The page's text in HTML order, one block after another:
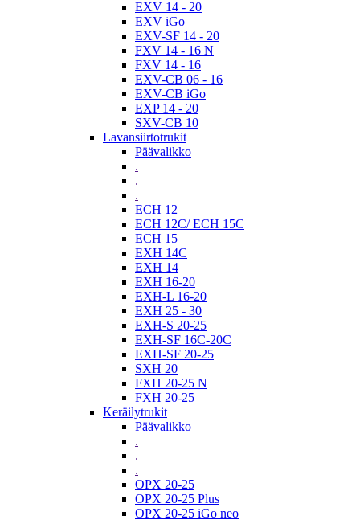
EXV 14 - 20
EXV iGo
EXV-SF 14 - 20
FXV 14 - 16 N
FXV 14 - 16
EXV-CB 06 - 16
EXV-CB iGo
EXP 14 - 20
SXV-CB 10
Lavansiirtotrukit
Päävalikko
.
.
.
ECH 12
ECH 12C/ ECH 15C
ECH 15
EXH 14C
EXH 14
EXH 16-20
EXH-L 16-20
EXH 25 - 30
EXH-S 20-25
EXH-SF 16C-20C
EXH-SF 20-25
SXH 20
FXH 20-25 N
FXH 20-25
Keräilytrukit
Päävalikko
.
.
.
OPX 20-25
OPX 20-25 Plus
OPX 20-25 iGo neo